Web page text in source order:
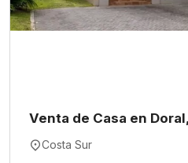
Venta de Casa en
Costa Sur